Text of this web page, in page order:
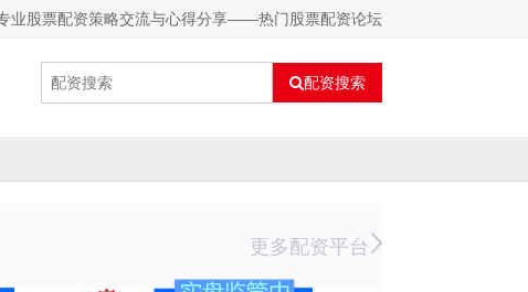
业股票配资策略交流与心得分享——热门股票配资论坛
配资搜索
更多配资平台